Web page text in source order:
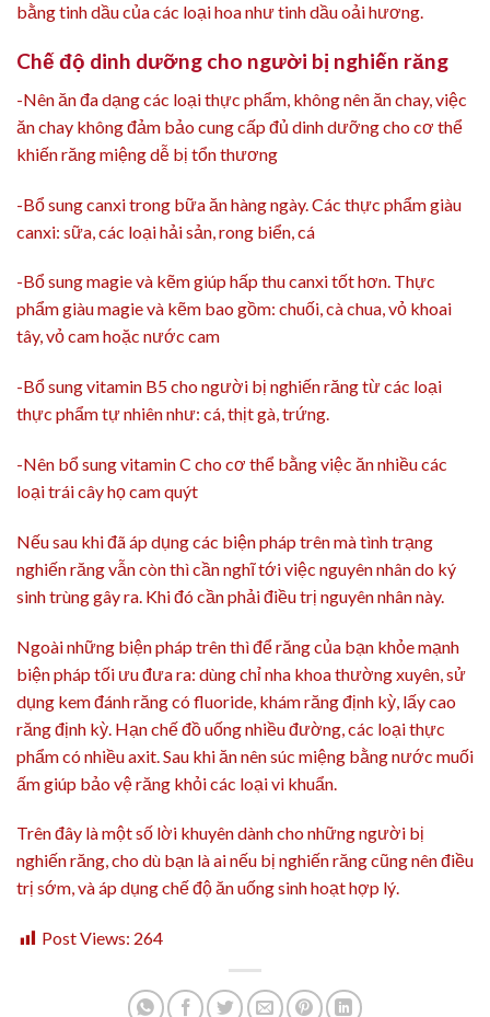
bằng tinh dầu của các loại hoa như tinh dầu oải hương.
Chế độ dinh dưỡng cho người bị nghiến răng
-Nên ăn đa dạng các loại thực phẩm, không nên ăn chay, việc
ăn chay không đảm bảo cung cấp đủ dinh dưỡng cho cơ thể
khiến răng miệng dễ bị tổn thương
-Bổ sung canxi trong bữa ăn hàng ngày. Các thực phẩm giàu
canxi: sữa, các loại hải sản, rong biển, cá
-Bổ sung magie và kẽm giúp hấp thu canxi tốt hơn. Thực
phẩm giàu magie và kẽm bao gồm: chuối, cà chua, vỏ khoai
tây, vỏ cam hoặc nước cam
-Bổ sung vitamin B5 cho người bị nghiến răng từ các loại
thực phẩm tự nhiên như: cá, thịt gà, trứng.
-Nên bổ sung vitamin C cho cơ thể bằng việc ăn nhiều các
loại trái cây họ cam quýt
Nếu sau khi đã áp dụng các biện pháp trên mà tình trạng
nghiến răng vẫn còn thì cần nghĩ tới việc nguyên nhân do ký
sinh trùng gây ra. Khi đó cần phải điều trị nguyên nhân này.
Ngoài những biện pháp trên thì để răng của bạn khỏe mạnh
biện pháp tối ưu đưa ra: dùng chỉ nha khoa thường xuyên, sử
dụng kem đánh răng có fluoride, khám răng định kỳ, lấy cao
răng định kỳ. Hạn chế đồ uống nhiều đường, các loại thực
phẩm có nhiều axit. Sau khi ăn nên súc miệng bằng nước muối
ấm giúp bảo vệ răng khỏi các loại vi khuẩn.
Trên đây là một số lời khuyên dành cho những người bị
nghiến răng, cho dù bạn là ai nếu bị nghiến răng cũng nên điều
trị sớm, và áp dụng chế độ ăn uống sinh hoạt hợp lý.
Post Views: 264